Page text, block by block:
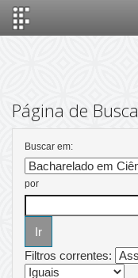
Página de Busca
Buscar em:
por
Filtros correntes: